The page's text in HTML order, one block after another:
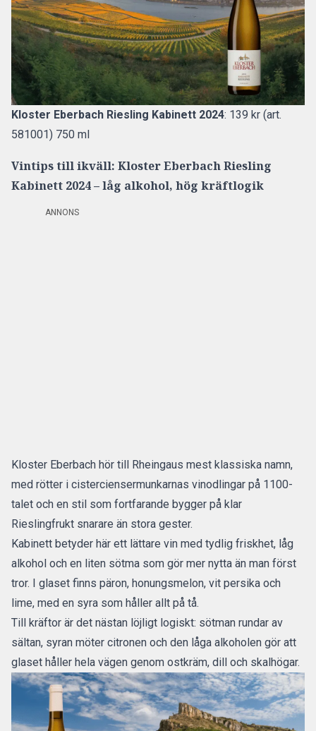
Kloster Eberbach Riesling Kabinett 2024: 139 kr (art.
581001) 750 ml
Vintips till ikväll: Kloster Eberbach Riesling
Kabinett 2024 – låg alkohol, hög kräftlogik
ANNONS
Kloster Eberbach hör till Rheingaus mest klassiska namn,
med rötter i cisterciensermunkarnas vinodlingar på 1100-
talet och en stil som fortfarande bygger på klar
Rieslingfrukt snarare än stora gester.
Kabinett betyder här ett lättare vin med tydlig friskhet, låg
alkohol och en liten sötma som gör mer nytta än man först
tror. I glaset finns päron, honungsmelon, vit persika och
lime, med en syra som håller allt på tå.
Till kräftor är det nästan löjligt logiskt: sötman rundar av
sältan, syran möter citronen och den låga alkoholen gör att
glaset håller hela vägen genom ostkräm, dill och skalhögar.